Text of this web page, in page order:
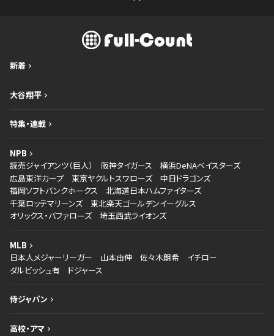
新着
大谷翔平
特集・連載
NPB
読売ジャイアンツ（巨人）
阪神タイガース
横浜DeNAベイスターズ
広島東洋カープ
東京ヤクルトスワローズ
中日ドラゴンズ
福岡ソフトバンクホークス
北海道日本ハムファイターズ
千葉ロッテマリーンズ
東北楽天ゴールデンイーグルス
オリックス・バファローズ
埼玉西武ライオンズ
MLB
日本人メジャーリーガー
山本由伸 佐々木朗希
イチロー
ダルビッシュ有
ドジャース
侍ジャパン
高校・アマ